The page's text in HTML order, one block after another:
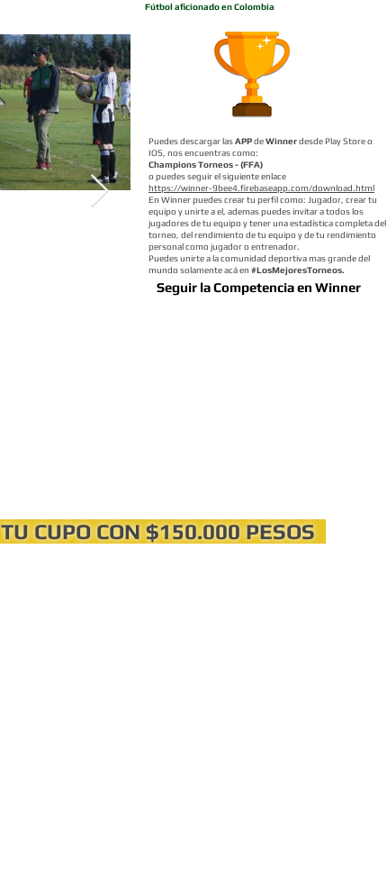
Fútbol aficionado en Colombia
Puedes descargar lasAPPdeWinnerdesde Play Store o
IOS, nos encuentras como:
Champions Torneos - (FFA)
o puedes seguir el siguiente enlace
https://winner-9bee4.firebaseapp.com/download.html
En Winner puedes crear tu perfil como: Jugador, crear tu
equipo y unirte a el, ademas puedes invitar a todos los
jugadores de tu equipo y tener una estadística completa del
torneo, del rendimiento de tu equipo y de tu rendimiento
personal como jugador o entrenador.
Puedes unirte a la comunidad deportiva mas grande del
mundo solamente acá en #LosMejoresTorneos.
Seguir la Competencia en Winner
CUPO CON $150.000 PESOS